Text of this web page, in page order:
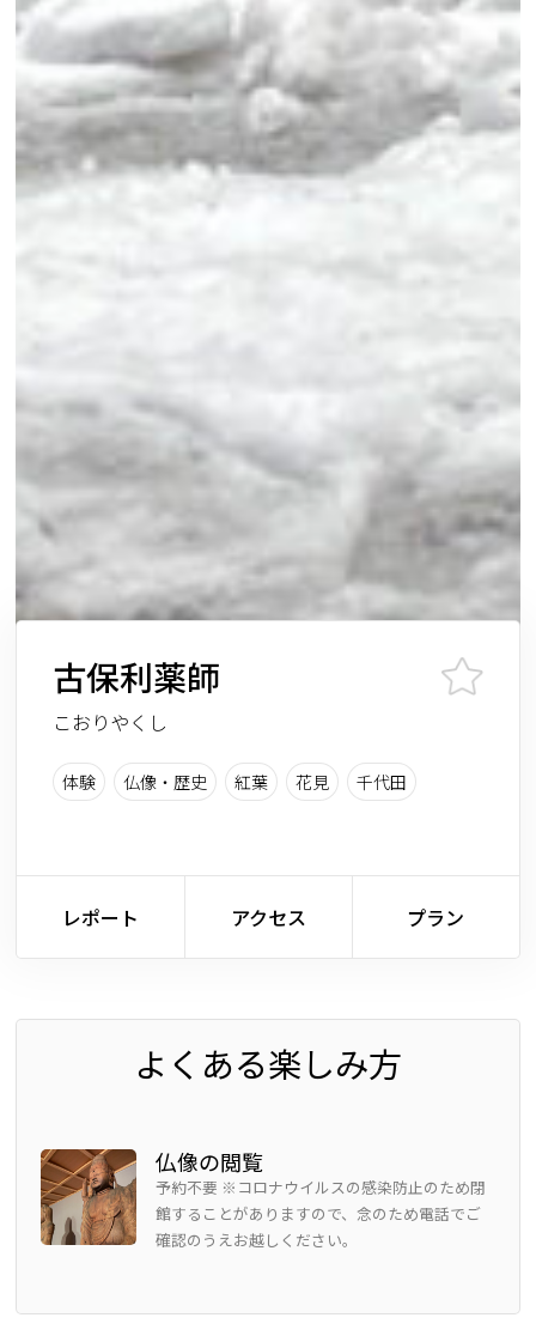
古保利薬師
こおりやくし
体験 仏像・歴史 紅葉 花見 千代田
レポート アクセス プラン
よくある楽しみ方
仏像の閲覧
予約不要 ※コロナウイルスの感染防止のため閉
館することがありますので、念のため電話でご
確認のうえお越しください。